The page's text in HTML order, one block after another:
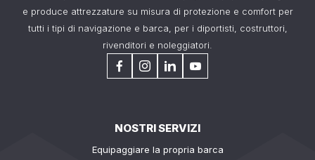
e produce attrezzature su misura di protezione e comfort per
tutti i tipi di navigazione e barca, per i diportisti, costruttori,
rivenditori e noleggiatori.
NOSTRI SERVIZI
Equipaggiare la propria barca